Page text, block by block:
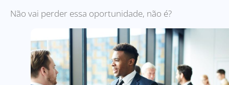
Não vai perder essa oportunidade, não é?